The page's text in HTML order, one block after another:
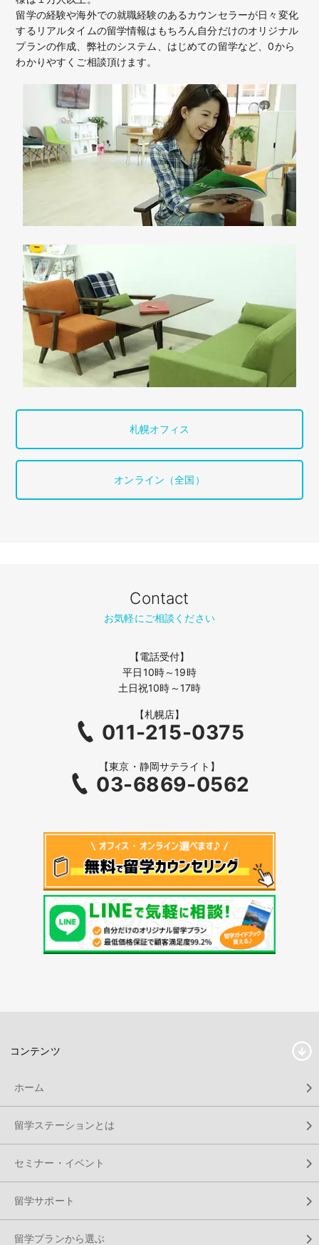
留学の経験や海外での就職経験のあるカウンセラーが日々変化
するリアルタイムの留学情報はもちろん自分だけのオリジナル
プランの作成、弊社のシステム、はじめての留学など、0から
わかりやすくご相談頂けます。
札幌オフィス
オンライン（全国）
Contact
お気軽にご相談ください
【電話受付】
平日10時～19時
土日祝10時～17時
【札幌店】
011-215-0375
【東京・静岡サテライト】
03-6869-0562
コンテンツ
ホーム
留学ステーションとは
セミナー・イベント
留学サポート
留学プランから選ぶ